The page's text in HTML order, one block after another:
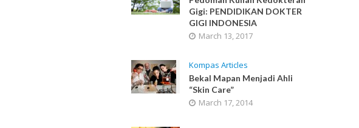
Gigi: PENDIDIKAN DOKTER
GIGI INDONESIA
March 13, 2017
Kompas Articles
Bekal Mapan Menjadi Ahli
“Skin Care”
March 17, 2014